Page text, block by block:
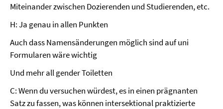
Miteinander zwischen Dozierenden und Studierenden, etc.
H: Ja genau in allen Punkten
Auch dass Namensänderungen möglich sind auf uni
Formularen wäre wichtig
Und mehr all gender Toiletten
C: Wenn du versuchen würdest, es in einen prägnanten
Satz zu fassen, was können intersektional praktizierte